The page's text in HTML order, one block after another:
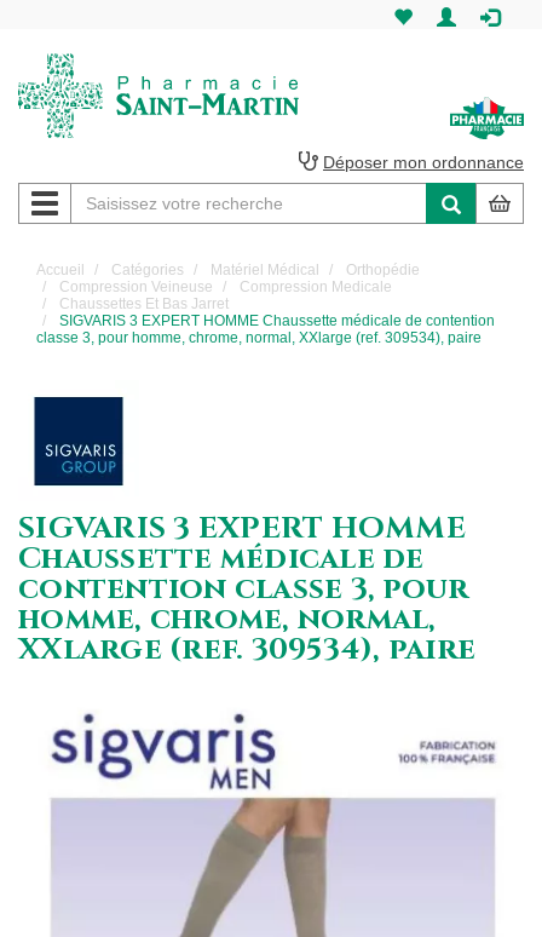
Martin
Pharmacie
Saint-
Martin
Amiens
Déposer mon ordonnance
Navigation
Accueil Catégories Matériel Médical
Orthopédie
Compression Veineuse
Compression Medicale
Chaussettes Et Bas Jarret
SIGVARIS 3 EXPERT HOMME Chaussette médicale de contention
classe 3, pour homme, chrome, normal, XXlarge (ref. 309534), paire
SIGVARIS 3 EXPERT HOMME
Chaussette médicale de
contention classe 3, pour
homme, chrome, normal,
XXlarge (ref. 309534), paire